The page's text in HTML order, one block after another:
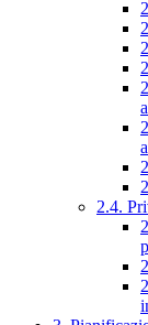
2.4.